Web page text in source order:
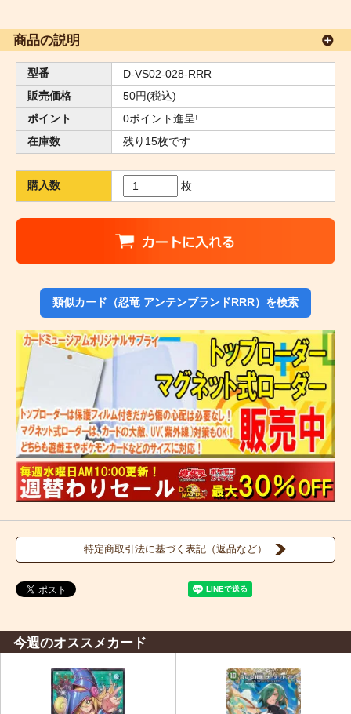
商品の説明
型番
D-VS02-028-RRR
販売価格
50円(税込)
ポイント
0ポイント進呈!
在庫数
残り15枚です
購入数 枚
類似カード（忍竜 アンテンブランドRRR）を検索
特定商取引法に基づく表記（返品など）
今週のオススメカード